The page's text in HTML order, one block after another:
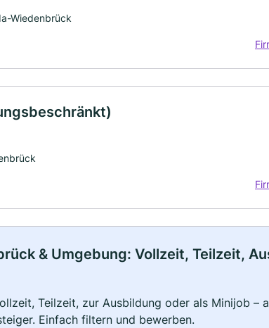
Wiedenbrück
& Umgebung: Vollzeit, Teilzeit,
Teilzeit, zur Ausbildung oder als Minijob –
Einfach filtern und bewerben.